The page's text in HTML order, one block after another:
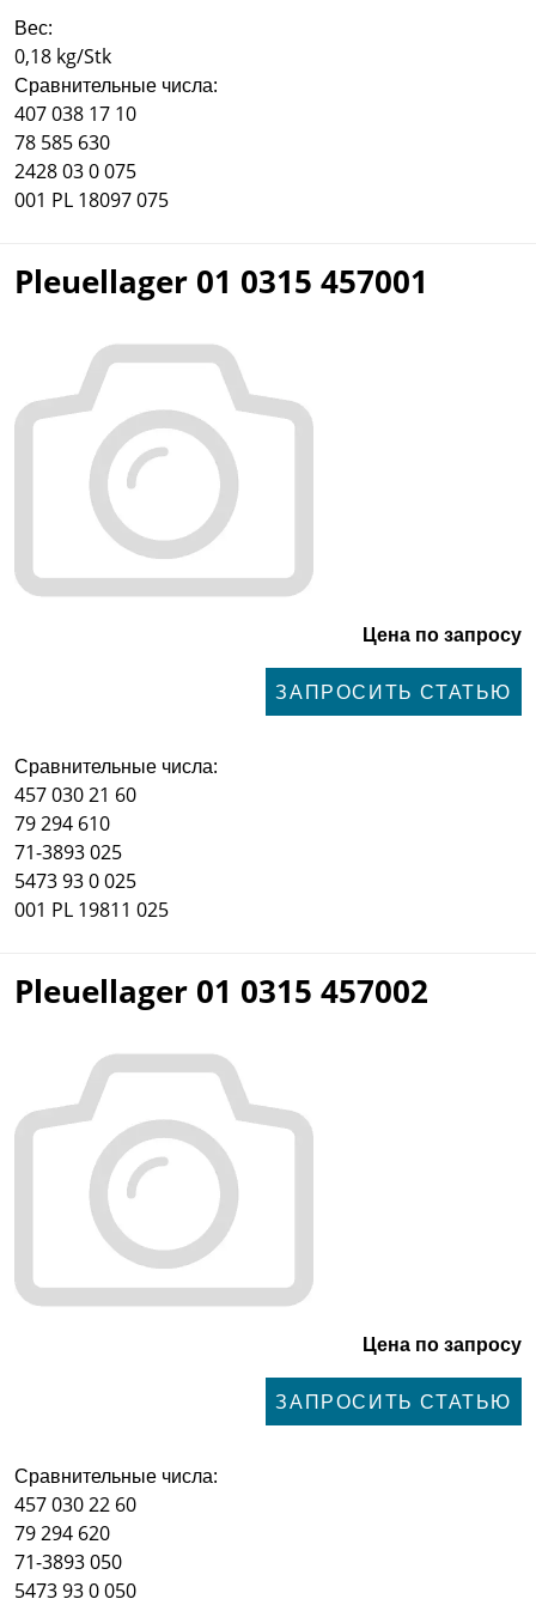
Вес:
0,18 kg/Stk
Сравнительные числа:
407 038 17 10
78 585 630
2428 03 0 075
001 PL 18097 075
Pleuellager 01 0315 457001
Цена по запросу
ЗАПРОСИТЬ СТАТЬЮ
Сравнительные числа:
457 030 21 60
79 294 610
71-3893 025
5473 93 0 025
001 PL 19811 025
Pleuellager 01 0315 457002
Цена по запросу
ЗАПРОСИТЬ СТАТЬЮ
Сравнительные числа:
457 030 22 60
79 294 620
71-3893 050
5473 93 0 050